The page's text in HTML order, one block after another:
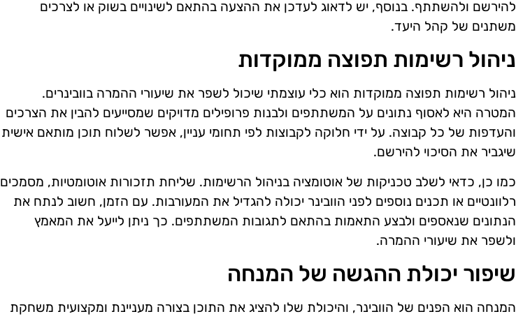
להירשם ולהשתתף. בנוסף, יש לדאוג לעדכן את ההצעה בהתאם לשינויים בשוק או לצרכים
משתנים של קהל היעד.
ניהול רשימות תפוצה ממוקדות
ניהול רשימות תפוצה ממוקדות הוא כלי עוצמתי שיכול לשפר את שיעורי ההמרה בוובינרים.
המטרה היא לאסוף נתונים על המשתתפים ולבנות פרופילים מדויקים שמסייעים להבין את הצרכים
והעדפות של כל קבוצה. על ידי חלוקה לקבוצות לפי תחומי עניין, אפשר לשלוח תוכן מותאם אישית
שיגביר את הסיכוי להירשם.
כמו כן, כדאי לשלב טכניקות של אוטומציה בניהול הרשימות. שליחת תזכורות אוטומטיות, מסמכים
רלוונטיים או תכנים נוספים לפני הוובינר יכולה להגדיל את המעורבות. עם הזמן, חשוב לנתח את
הנתונים שנאספים ולבצע התאמות בהתאם לתגובות המשתתפים. כך ניתן לייעל את המאמץ
ולשפר את שיעורי ההמרה.
שיפור יכולת ההגשה של המנחה
המנחה הוא הפנים של הוובינר, והיכולת שלו להציג את התוכן בצורה מעניינת ומקצועית משחקת